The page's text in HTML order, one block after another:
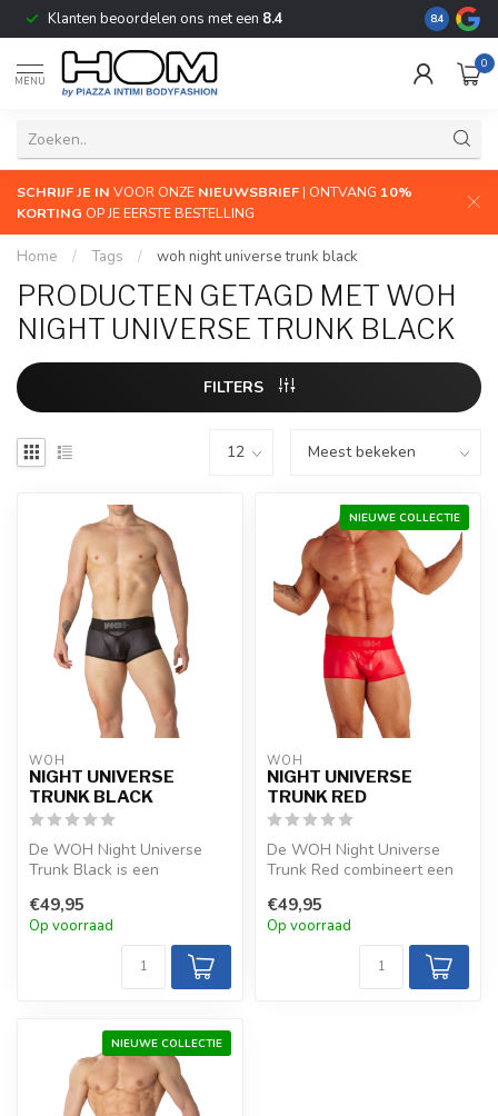
Klanten beoordelen ons met een 8.4 De
8.4
MENU
0
SCHRIJF JE IN VOOR ONZE NIEUWSBRIEF| ONTVANG 10%
KORTING OP JE EERSTE BESTELLING
Home / Tags / woh night universe trunk black
PRODUCTEN GETAGD MET WOH
NIGHT UNIVERSE TRUNK BLACK
FILTERS
WOH
NIGHT UNIVERSE
TRUNK BLACK
De WOH Night Universe
Trunk Black is een
met zijdezach...
€49,95
Op voorraad
NIEUWE COLLECTIE
WOH
NIGHT UNIVERSE
TRUNK RED
De WOH Night Universe
Trunk Red combineert een
stof met ...
€49,95
Op voorraad
NIEUWE COLLECTIE